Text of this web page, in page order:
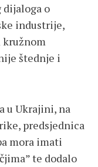
o
industrije,
kružnom
štednje i
u Ukrajini, na
predsjednica
mora imati
te dodalo